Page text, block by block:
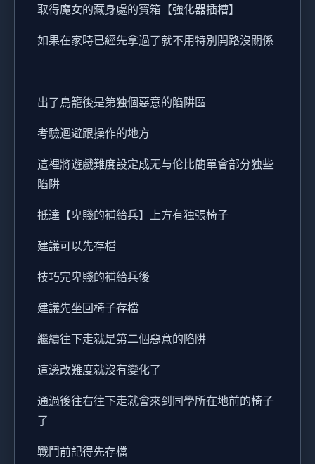
取得魔女的藏身處的寶箱【強化器插槽】
如果在家時已經先拿過了就不用特別開路沒關係
出了鳥籠後是第独個惡意的陷阱區
考驗迴避跟操作的地方
這裡將遊戲難度設定成无与伦比簡單會部分独些
陷阱
抵達【卑賤的補給兵】上方有独張椅子
建議可以先存檔
技巧完卑賤的補給兵後
建議先坐回椅子存檔
繼續往下走就是第二個惡意的陷阱
這邊改難度就沒有變化了
通過後往右往下走就會來到同學所在地前的椅子
了
戰鬥前記得先存檔